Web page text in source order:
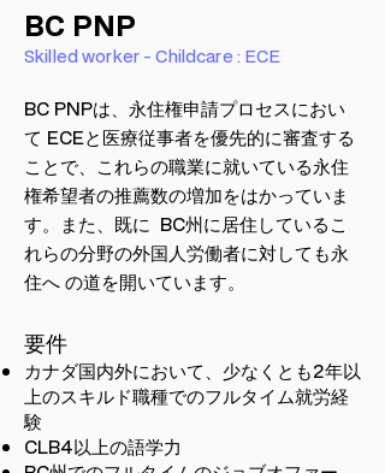
BC PNP
Skilled worker - Childcare : ECE
BC PNPは、永住権申請プロセスにおい
て ECEと医療従事者を優先的に審査する
ことで、これらの職業に就いている永住
権希望者の推薦数の増加をはかっていま
す。また、既に BC州に居住しているこ
れらの分野の外国人労働者に対しても永
住へ の道を開いています。
要件
カナダ国内外において、少なくとも2年以
上のスキルド職種でのフルタイム就労経
験
CLB4以上の語学力